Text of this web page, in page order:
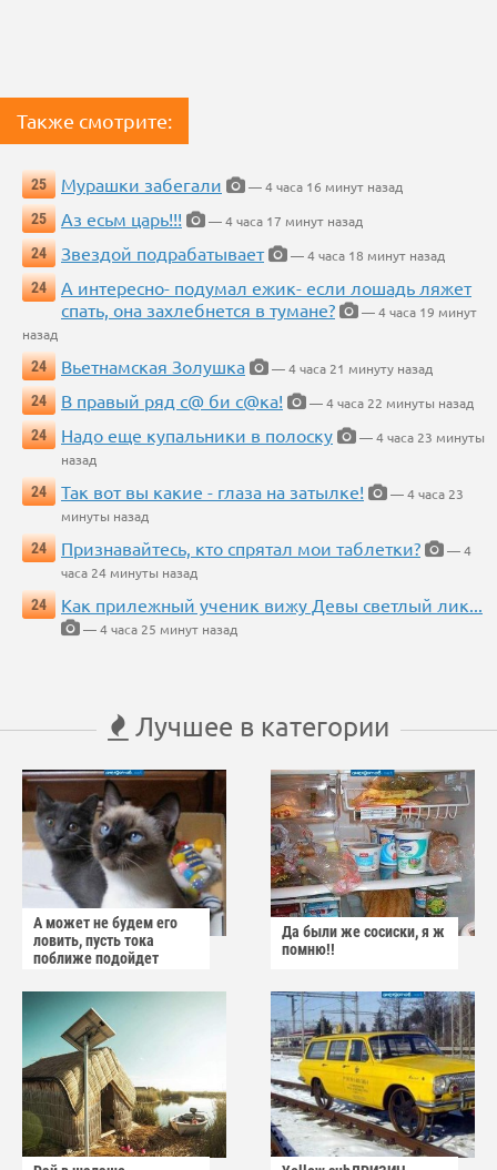
Также смотрите:
25 Мурашки забегали
— 4 часа 16 минут назад
25
Аз есьм царь!!!
— 4 часа 17 минут назад
24
Звездой подрабатывает
— 4 часа 18 минут назад
24
А интересно- подумал ежик- если лошадь ляжет
спать, она захлебнется в тумане?
— 4 часа 19 минут
назад
24
Вьетнамская Золушка
— 4 часа 21 минуту назад
24
В правый ряд с@ би с@ка!
— 4 часа 22 минуты назад
24
Надо еще купальники в полоску
— 4 часа 23 минуты
назад
24
Так вот вы какие - глаза на затылке!
— 4 часа 23
минуты назад
24
Признавайтесь, кто спрятал мои таблетки?
— 4
часа 24 минуты назад
24
Как прилежный ученик вижу Девы светлый лик...
— 4 часа 25 минут назад
Лучшее в категории
А может не будем его
ловить, пусть тока
поближе подойдет
Да были же сосиски, я ж
помню!!